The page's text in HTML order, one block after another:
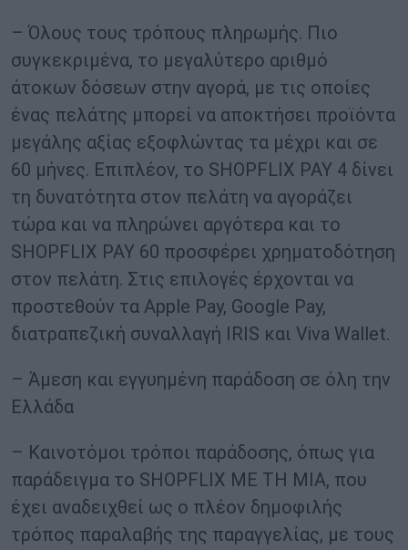
– Όλους τους τρόπους πληρωμής. Πιο
συγκεκριμένα, το μεγαλύτερο αριθμό
άτοκων δόσεων στην αγορά, με τις οποίες
ένας πελάτης μπορεί να αποκτήσει προϊόντα
μεγάλης αξίας εξοφλώντας τα μέχρι και σε
60 μήνες. Επιπλέον, το SHOPFLIX PAY 4 δίνει
τη δυνατότητα στον πελάτη να αγοράζει
τώρα και να πληρώνει αργότερα και το
SHOPFLIX PAY 60 προσφέρει χρηματοδότηση
στον πελάτη. Στις επιλογές έρχονται να
προστεθούν τα Apple Pay, Google Pay,
διατραπεζική συναλλαγή IRIS και Viva Wallet.
– Άμεση και εγγυημένη παράδοση σε όλη την
Ελλάδα
– Καινοτόμοι τρόποι παράδοσης, όπως για
παράδειγμα το SHOPFLIX ΜΕ ΤΗ ΜΙΑ, που
έχει αναδειχθεί ως ο πλέον δημοφιλής
τρόπος παραλαβής της παραγγελίας, με τους